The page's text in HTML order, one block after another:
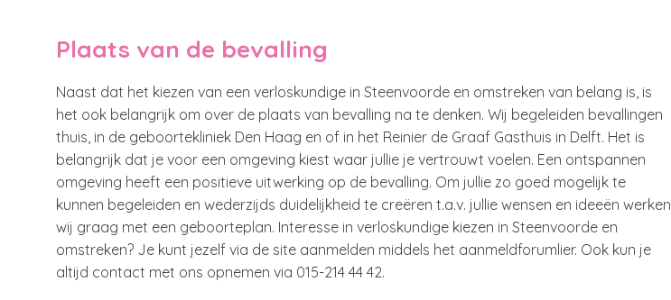
Plaats van de bevalling
Naast dat het kiezen van een verloskundige in Steenvoorde en omstreken van belang is, is
het ook belangrijk om over de plaats van bevalling na te denken. Wij begeleiden bevallingen
thuis, in de geboortekliniek Den Haag en of in het Reinier de Graaf Gasthuis in Delft. Het is
belangrijk dat je voor een omgeving kiest waar jullie je vertrouwt voelen. Een ontspannen
omgeving heeft een positieve uitwerking op de bevalling. Om jullie zo goed mogelijk te
kunnen begeleiden en wederzijds duidelijkheid te creëren t.a.v. jullie wensen en ideeën werken
wij graag met een geboorteplan. Interesse in verloskundige kiezen in Steenvoorde en
omstreken? Je kunt jezelf via de site aanmelden middels het aanmeldforumlier. Ook kun je
altijd contact met ons opnemen via 015-214 44 42.